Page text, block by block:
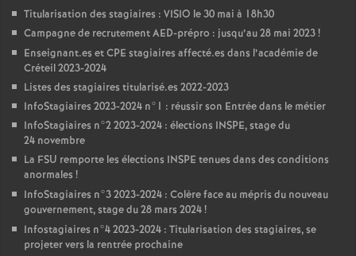
Titularisation des stagiaires : VISIO le 30 mai à 18h30
Campagne de recrutementAED-prépro : jusqu’au 28 mai 2023!
Enseignant.es etCPE stagiaires affecté.es dans l’académie de
Créteil 2023-2024
Listes des stagiaires titularisé.es 2022-2023
InfoStagiaires 2023-2024 n°1 : réussir son Entrée dans le métier
InfoStagiaires n°2 2023-2024 : élections INSPE, stage du
24 novembre
La FSU remporte les élections INSPE tenues dans des conditions
anormales !
InfoStagiaires n°3 2023-2024 : Colère face au mépris du nouveau
gouvernement, stage du 28 mars 2024!
Infostagiaires n°4 2023-2024 : Titularisation des stagiaires, se
projeter vers la rentrée prochaine